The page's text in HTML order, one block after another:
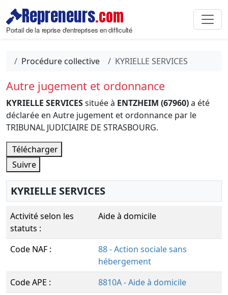
Repreneurs.com
Portail de la reprise d'entreprises en difficulté
Procédure collective KYRIELLE SERVICES
Autre jugement et ordonnance
KYRIELLE SERVICESsituée à ENTZHEIM (67960)a été
déclarée en Autre jugement et ordonnance par le
TRIBUNAL JUDICIAIRE DE STRASBOURG.
Télécharger
Suivre
KYRIELLE SERVICES
Activité selon les
statuts :
Aide à domicile
Code NAF :
88 - Action sociale sans
hébergement
Code APE :
8810A - Aide à domicile